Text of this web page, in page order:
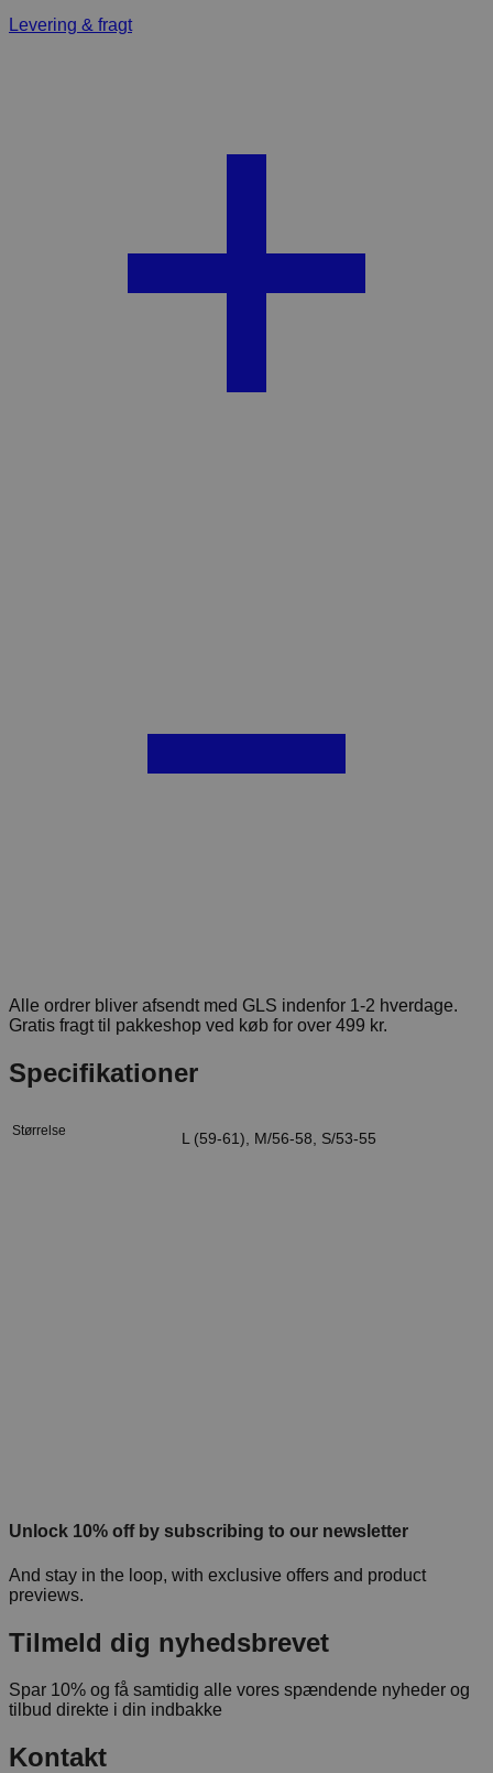
Levering & fragt
Alle ordrer bliver afsendt med GLS indenfor 1-2 hverdage.
Gratis fragt til pakkeshop ved køb for over 499 kr.
Specifikationer
Størrelse L (59-61), M/56-58, S/53-55
Unlock 10% off by subscribing to our newsletter
And stay in the loop, with exclusive offers and product
previews.
Tilmeld dig nyhedsbrevet
Spar 10% og få samtidig alle vores spændende nyheder og
tilbud direkte i din indbakke
Kontakt